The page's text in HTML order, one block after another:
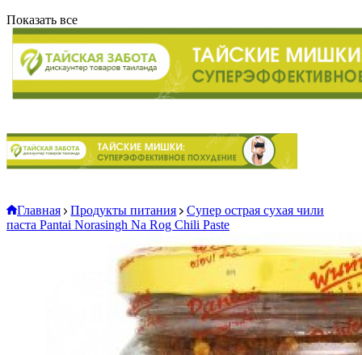
Показать все
Главная Продукты питания
Супер острая сухая чили
паста Pantai Norasingh Na Rog Chili Paste